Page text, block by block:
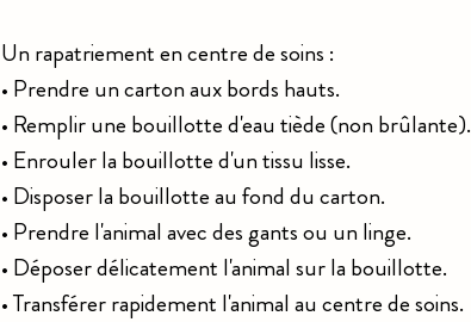
Un rapatriement en centre de soins :
• Prendre un carton aux bords hauts.
• Remplir une bouillotte d'eau tiède (non brûlante).
• Enrouler la bouillotte d'un tissu lisse.
• Disposer la bouillotte au fond du carton.
• Prendre l'animal avec des gants ou un linge.
• Déposer délicatement l'animal sur la bouillotte.
• Transférer rapidement l'animal au centre de soins.